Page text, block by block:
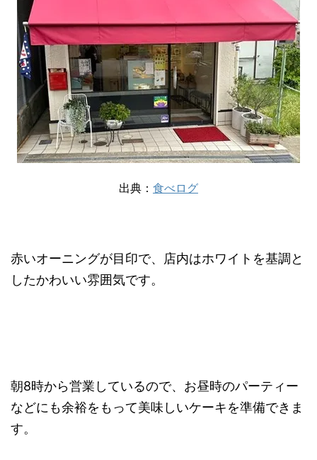
出典： 食べログ
赤いオーニングが目印で、店内はホワイトを基調と
したかわいい雰囲気です。
朝8時から営業しているので、お昼時のパーティー
などにも余裕をもって美味しいケーキを準備できま
す。